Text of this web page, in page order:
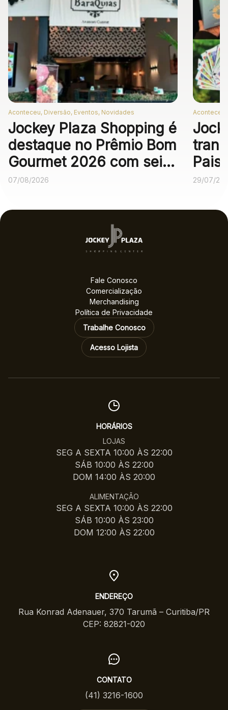
Aconteceu, Diversão, Eventos, Novidades
Jockey Plaza Shopping é
destaque no Prêmio Bom
Gourmet 2026 com seis
operações
melhores no voto
07/08/2026
Pais
29/07/
Fale Conosco
Comercialização
Merchandising
Política de Privacidade
Trabalhe Conosco
Acesso Lojista
HORÁRIOS
LOJAS
SEG A SEXTA 10:00 ÀS 22:00
SÁB 10:00 ÀS 22:00
DOM 14:00 ÀS 20:00
ALIMENTAÇÃO
SEG A SEXTA 10:00 ÀS 22:00
SÁB 10:00 ÀS 23:00
DOM 12:00 ÀS 22:00
ENDEREÇO
Rua Konrad Adenauer, 370 Tarumã – Curitiba/PR
CEP: 82821-020
CONTATO
(41) 3216-1600